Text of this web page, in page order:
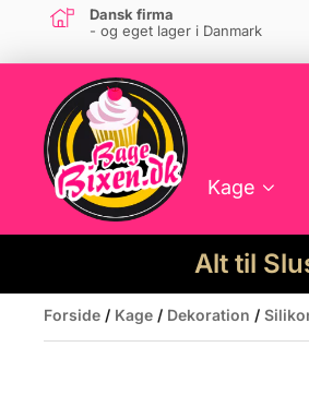
Dansk firma
- og eget lager i Danmark
Kage
Alt til
Forside / Kage / Dekoration /